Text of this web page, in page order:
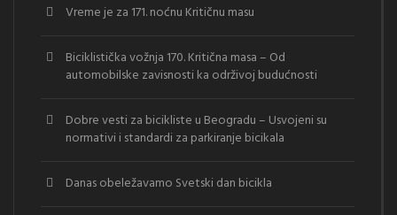
Vreme je za 171. noćnu Kritičnu masu
Biciklistička vožnja 170. Kritična masa – Od
automobilske zavisnosti ka održivoj budućnosti
Dobre vesti za bicikliste u Beogradu – Usvojeni su
normativi i standardi za parkiranje bicikala
Danas obeležavamo Svetski dan bicikla